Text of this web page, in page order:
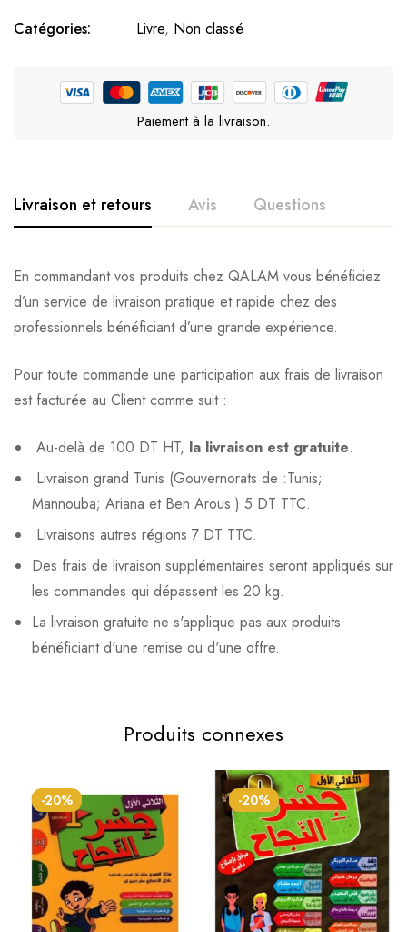
Catégories:
Livre, Non classé
Paiement à la livraison.
Livraison et retours Avis Questions
En commandant vos produits chez QALAM vous bénéficiez
d’un service de livraison pratique et rapide chez des
professionnels bénéficiant d’une grande expérience.
Pour toute commande une participation aux frais de livraison
est facturée au Client comme suit :
Au-delà de 100 DT HT, la livraison est gratuite.
Livraison grand Tunis (Gouvernorats de :Tunis;
Mannouba; Ariana et Ben Arous ) 5 DT TTC.
Livraisons autres régions 7 DT TTC.
Des frais de livraison supplémentaires seront appliqués sur
les commandes qui dépassent les 20 kg.
La livraison gratuite ne s'applique pas aux produits
bénéficiant d'une remise ou d'une offre.
Produits connexes
-20% -20%